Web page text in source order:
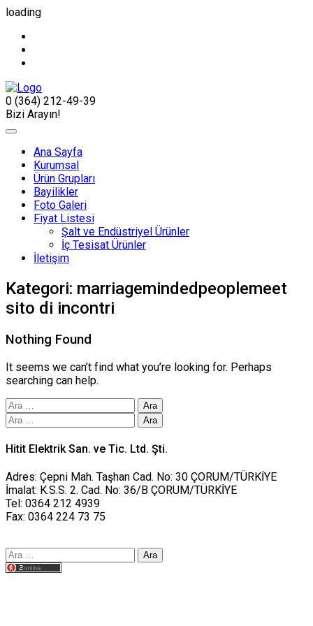
loading
0 (364) 212-49-39
Bizi Arayın!
Ana Sayfa
Kurumsal
Ürün Grupları
Bayilikler
Foto Galeri
Fiyat Listesi
Şalt ve Endüstriyel Ürünler
İç Tesisat Ürünler
İletişim
Kategori: marriagemindedpeoplemeet
sito di incontri
Nothing Found
It seems we can’t find what you’re looking for. Perhaps
searching can help.
Arama:
Arama:
Hitit Elektrik San. ve Tic. Ltd. Şti.
Adres: Çepni Mah. Taşhan Cad. No: 30 ÇORUM/TÜRKİYE
İmalat: K.S.S. 2. Cad. No: 36/B ÇORUM/TÜRKİYE
Tel: 0364 212 4939
Fax: 0364 224 73 75
Arama: